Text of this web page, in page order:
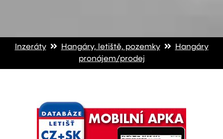
Inzeráty Hangáry, letiště, pozemky
Hangáry
pronájem/prodej